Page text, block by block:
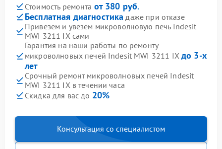
Стоимость ремонта от 380 руб.
Бесплатная диагностика даже при отказе
Привезем и увезем микроволновую печь Indesit
MWI 3211 IX сами
Гарантия на наши работы по ремонту
микроволновых печей Indesit MWI 3211 IX до 3-х
лет
Срочный ремонт микроволновых печей Indesit
MWI 3211 IX в течении часа
Скидка для вас до 20%
Консультация со специалистом